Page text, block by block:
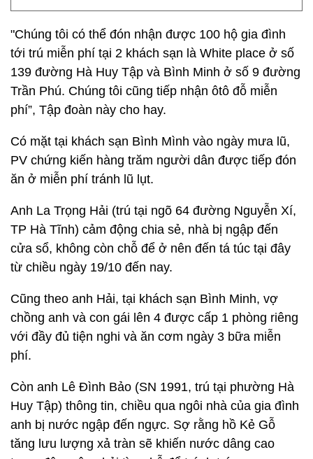
"Chúng tôi có thể đón nhận được 100 hộ gia đình
tới trú miễn phí tại 2 khách sạn là White place ở số
139 đường Hà Huy Tập và Bình Minh ở số 9 đường
Trần Phú. Chúng tôi cũng tiếp nhận ôtô đỗ miễn
phí”, Tập đoàn này cho hay.
Có mặt tại khách sạn Bình Mình vào ngày mưa lũ,
PV chứng kiến hàng trăm người dân được tiếp đón
ăn ở miễn phí tránh lũ lụt.
Anh La Trọng Hải (trú tại ngõ 64 đường Nguyễn Xí,
TP Hà Tĩnh) cảm động chia sẻ, nhà bị ngập đến
cửa sổ, không còn chỗ để ở nên đến tá túc tại đây
từ chiều ngày 19/10 đến nay.
Cũng theo anh Hải, tại khách sạn Bình Minh, vợ
chồng anh và con gái lên 4 được cấp 1 phòng riêng
với đầy đủ tiện nghi và ăn cơm ngày 3 bữa miễn
phí.
Còn anh Lê Đình Bảo (SN 1991, trú tại phường Hà
Huy Tập) thông tin, chiều qua ngôi nhà của gia đình
anh bị nước ngập đến ngực. Sợ rằng hồ Kẻ Gỗ
tăng lưu lượng xả tràn sẽ khiến nước dâng cao